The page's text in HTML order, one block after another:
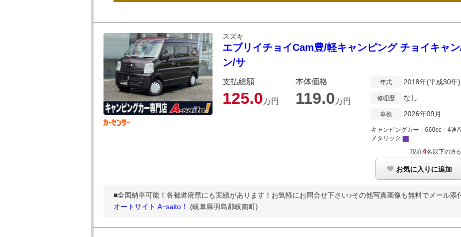
スズキ
エブリイチョイCam豊/軽キャンピング チョイキャ
ン/サ
支払総額
125.0万円
本体価格
119.0万円
年式 2018年(平成30年)
修理歴 なし
車検 2026年09月
キャンピングカー ｜660cc ｜4速
メタリック
現在4名以下の方
お気に入りに追加
■全国納車可能！各都道府県にも実績があります！お気軽にお問合せ下さい♪その他写真画像も無料でメール添
オートサイト A−saito！ (岐阜県羽島郡岐南町)